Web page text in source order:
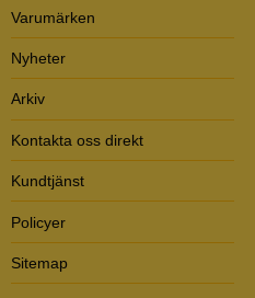
Varumärken
Nyheter
Arkiv
Kontakta oss direkt
Kundtjänst
Policyer
Sitemap